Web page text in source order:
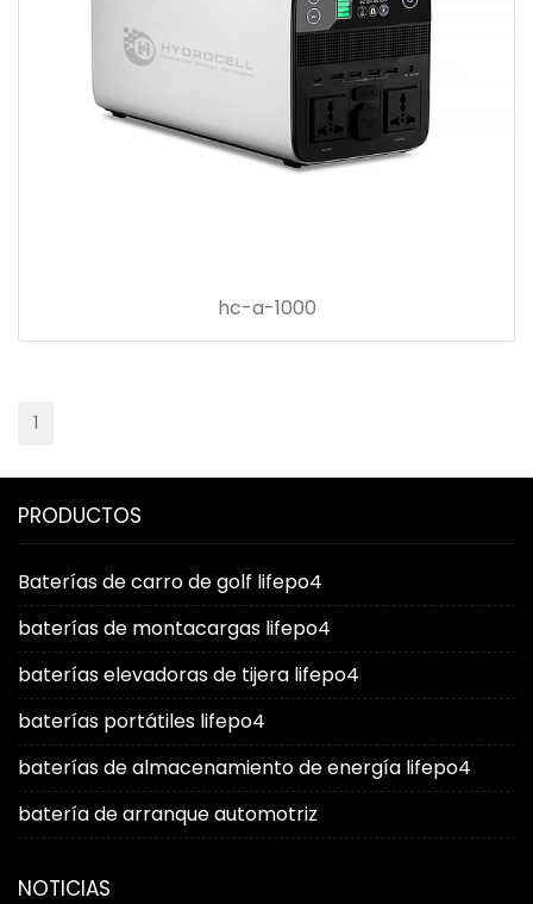
hc-a-1000
1
PRODUCTOS
Baterías de carro de golf lifepo4
baterías de montacargas lifepo4
baterías elevadoras de tijera lifepo4
baterías portátiles lifepo4
baterías de almacenamiento de energía lifepo4
batería de arranque automotriz
NOTICIAS